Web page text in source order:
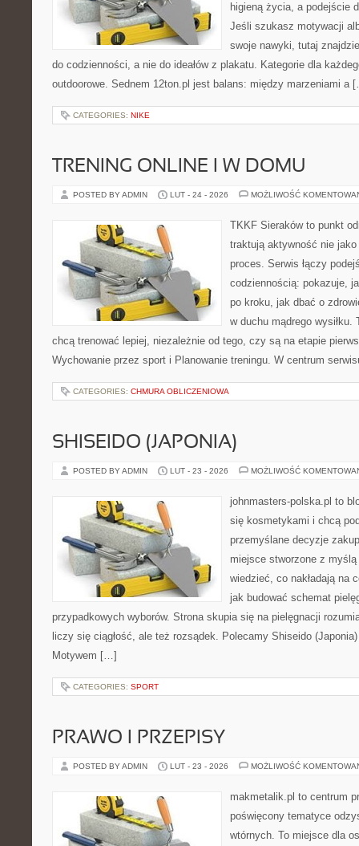
higieną życia, a podejście
Jeśli szukasz motywacji
swoje nawyki, tutaj
do codzienności, a nie do ideałów z plakatu. Kategorie dla
outdoorowe. Sednem 12ton.pl jest balans: między marzeniami a
CATEGORIES: NIKE
TRENING ONLINE I W DOMU
POSTED BY ADMIN LUT - 24 - 2026 MOŻLIWOŚĆ
TKKF Sieraków to punkt
traktują aktywność nie
proces. Serwis łączy
codziennością: pokazuje,
po kroku, jak dbać o
w duchu mądrego
chcą trenować lepiej, niezależnie od tego, czy są na etapie
Wychowanie przez sport i Planowanie treningu. W centrum
CATEGORIES: CHMURA OBLICZENIOWA
SHISEIDO (JAPONIA)
POSTED BY ADMIN LUT - 23 - 2026 MOŻLIWOŚĆ
johnmasters-polska.pl to
się kosmetykami i chcą
przemyślane decyzje
miejsce stworzone z
wiedzieć, co nakładają na
jak budować schemat
przypadkowych wyborów. Strona skupia się na pielęgnacji
liczy się ciągłość, ale też rozsądek. Polecamy Shiseido
Motywem […]
CATEGORIES: SPORT
PRAWO I PRZEPISY
POSTED BY ADMIN LUT - 23 - 2026 MOŻLIWOŚĆ
makmetalik.pl to centrum
poświęcony tematyce
wtórnych. To miejsce dla